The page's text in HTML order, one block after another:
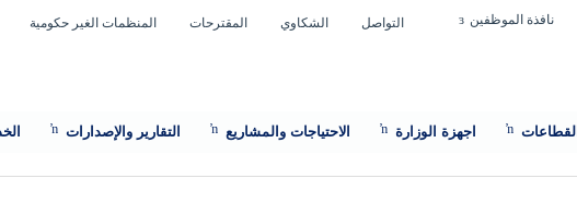
التواصل الشكاوي المقترحات المنظمات الغير حكومية نافذة الموظفين
القطاعات اجهزة الوزارة الاحتياجات والمشاريع التقارير والإصدارات